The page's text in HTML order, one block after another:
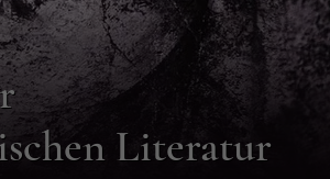
Literatur